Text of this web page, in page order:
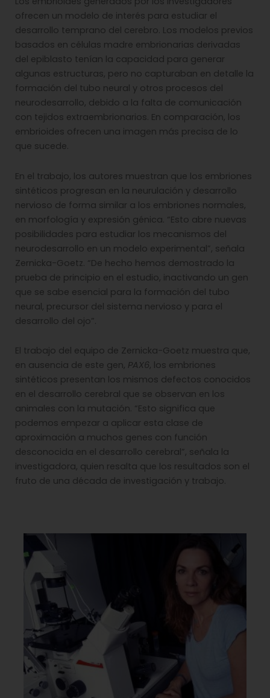
ofrecen un modelo de interés para estudiar el
desarrollo temprano del cerebro. Los modelos previos
basados en células madre embrionarias derivadas
del epiblasto tenían la capacidad para generar
algunas estructuras, pero no capturaban en detalle la
formación del tubo neural y otros procesos del
neurodesarrollo, debido a la falta de comunicación
con tejidos extraembrionarios. En comparación, los
embrioides ofrecen una imagen más precisa de lo
que sucede.
En el trabajo, los autores muestran que los embriones
sintéticos progresan en la neurulación y desarrollo
nervioso de forma similar a los embriones normales,
en morfología y expresión génica. “Esto abre nuevas
posibilidades para estudiar los mecanismos del
neurodesarrollo en un modelo experimental”, señala
Zernicka-Goetz. “De hecho hemos demostrado la
prueba de principio en el estudio, inactivando un gen
que se sabe esencial para la formación del tubo
neural, precursor del sistema nervioso y para el
desarrollo del ojo”.
El trabajo del equipo de Zernicka-Goetz muestra que,
en ausencia de este gen, PAX6, los embriones
sintéticos presentan los mismos defectos conocidos
en el desarrollo cerebral que se observan en los
animales con la mutación. “Esto significa que
podemos empezar a aplicar esta clase de
aproximación a muchos genes con función
desconocida en el desarrollo cerebral”, señala la
investigadora, quien resalta que los resultados son el
fruto de una década de investigación y trabajo.